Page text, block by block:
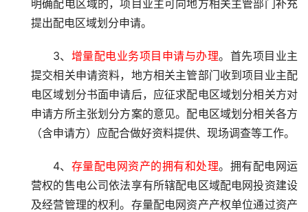
明确配电区域的，项目业主可向地方相关主管部门补充
提出配电区域划分申请。
3、 增量配电业务项目申请与办理。首先项目业主
提交相关申请资料，地方相关主管部门收到项目业主配
电区域划分书面申请后，应征求配电区域划分相关方对
申请方所主张划分方案的意见。配电区域划分相关各方
（含申请方）应配合做好资料提供、现场调查等工作。
4、 存量配电网资产的拥有和处理。拥有配电网运
营权的售电公司依法享有所辖配电区域配电网投资建设
及经营管理的权利。存量配电网资产产权单位通过资产